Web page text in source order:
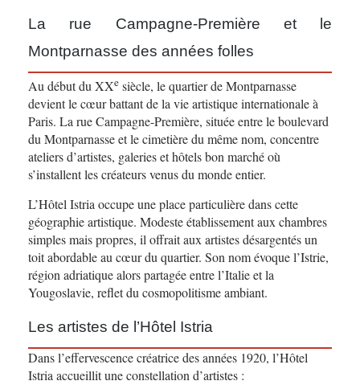
La rue Campagne-Première et le
Montparnasse des années folles
Au début du XXe siècle, le quartier de Montparnasse
devient le cœur battant de la vie artistique internationale à
Paris. La rue Campagne-Première, située entre le boulevard
du Montparnasse et le cimetière du même nom, concentre
ateliers d’artistes, galeries et hôtels bon marché où
s’installent les créateurs venus du monde entier.
L’Hôtel Istria occupe une place particulière dans cette
géographie artistique. Modeste établissement aux chambres
simples mais propres, il offrait aux artistes désargentés un
toit abordable au cœur du quartier. Son nom évoque l’Istrie,
région adriatique alors partagée entre l’Italie et la
Yougoslavie, reflet du cosmopolitisme ambiant.
Les artistes de l’Hôtel Istria
Dans l’effervescence créatrice des années 1920, l’Hôtel
Istria accueillit une constellation d’artistes :